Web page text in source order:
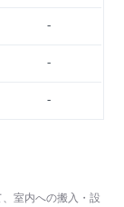
-
-
-
室内への搬入・設